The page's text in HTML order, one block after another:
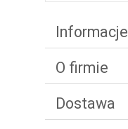
Informacje
O firmie
Dostawa